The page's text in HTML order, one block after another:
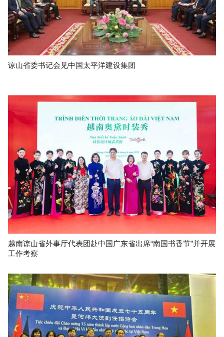
谅山省委书记会见中国太平洋建设集团
越南谅山省外事厅代表团赴中国广东省出席“南国书香节”并开展
工作考察